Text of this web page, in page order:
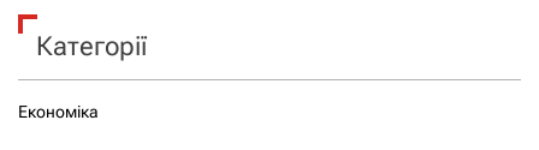
Категорії
Економіка